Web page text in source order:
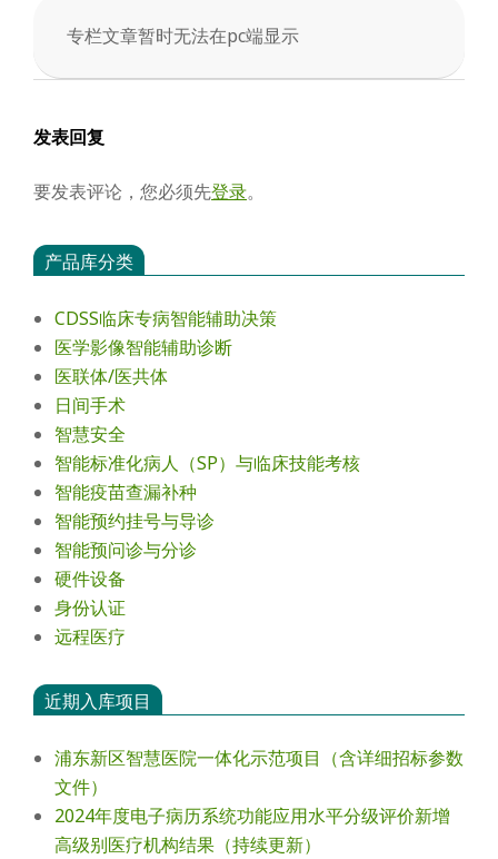
专栏文章暂时无法在pc端显示
2026-
05
发表回复
要发表评论，您必须先登录。
产品库分类
CDSS临床专病智能辅助决策
医学影像智能辅助诊断
医联体/医共体
日间手术
智慧安全
智能标准化病人（SP）与临床技能考核
智能疫苗查漏补种
智能预约挂号与导诊
智能预问诊与分诊
硬件设备
身份认证
远程医疗
近期入库项目
浦东新区智慧医院一体化示范项目（含详细招标参数
文件）
2024年度电⼦病历系统功能应⽤⽔平分级评价新增
⾼级别医疗机构结果（持续更新）